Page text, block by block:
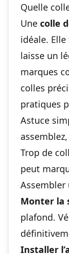
Quelle
Une colle
idéale.
laisse un
marques
colles
pratiques
Astuce
Trop de
peut
Assembler
Monter la
plafond.
Installer